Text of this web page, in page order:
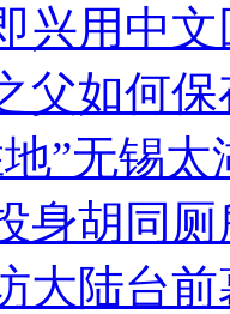
兴用中
父如何
”无锡
身胡同
大陆台